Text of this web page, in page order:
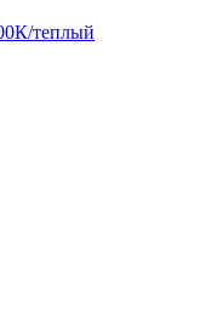
теплый